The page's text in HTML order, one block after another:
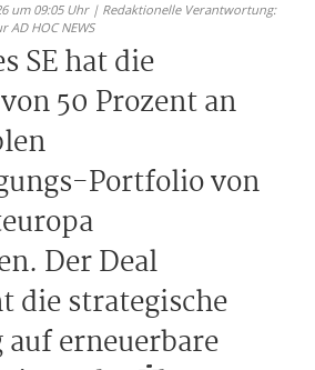
um 09:05 Uhr | Redaktionelle Verantwortung:
AD HOC NEWS
SE hat die
50 Prozent an
Portfolio von
Der Deal
die strategische
erneuerbare